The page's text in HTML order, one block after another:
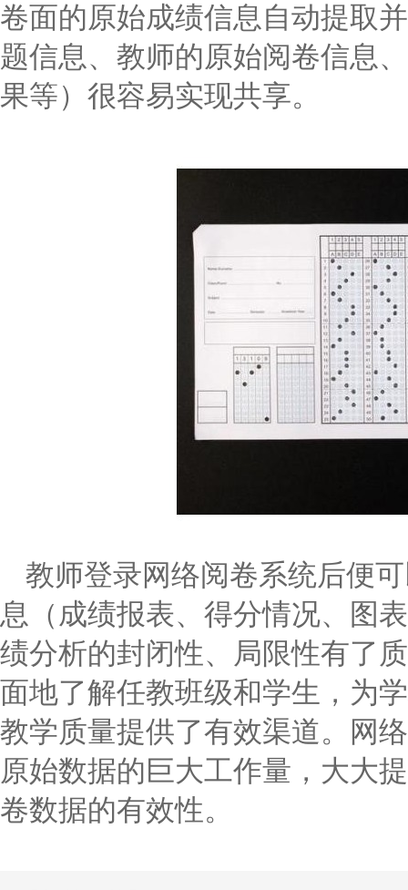
卷面的原始成绩信息自动提取
题信息、教师的原始阅卷信息
果等）很容易实现共享。
教师登录网络阅卷系统后便
息（成绩报表、得分情况、图
绩分析的封闭性、局限性有了
面地了解任教班级和学生，为
教学质量提供了有效渠道。网
原始数据的巨大工作量，大大
卷数据的有效性。